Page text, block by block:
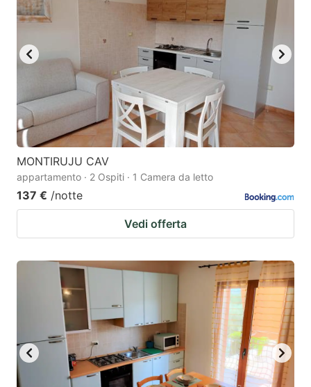
MONTIRUJU CAV
appartamento · 2 Ospiti · 1 Camera da letto
137 € /notte
Vedi offerta